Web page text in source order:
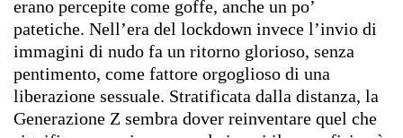
erano percepite come goffe, anche un po’
patetiche. Nell’era del lockdown invece l’invio di
immagini di nudo fa un ritorno glorioso, senza
pentimento, come fattore orgoglioso di una
liberazione sessuale. Stratificata dalla distanza, la
Generazione Z sembra dover reinventare quel che